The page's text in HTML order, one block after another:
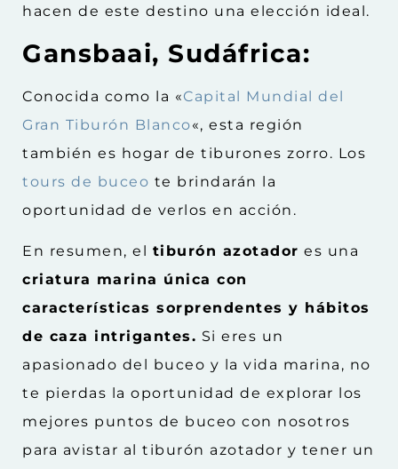
hacen de este destino una elección ideal.
Gansbaai, Sudáfrica:
Conocida como la «Capital Mundial del
Gran Tiburón Blanco«, esta región
también es hogar de tiburones zorro. Los
tours de buceo te brindarán la
oportunidad de verlos en acción.
En resumen, el tiburón azotador es una
criatura marina única con
características sorprendentes y hábitos
de caza intrigantes. Si eres un
apasionado del buceo y la vida marina, no
te pierdas la oportunidad de explorar los
mejores puntos de buceo con nosotros
para avistar al tiburón azotador y tener un